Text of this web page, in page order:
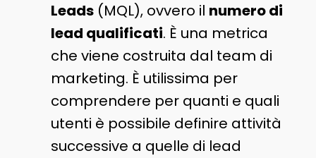
Leads(MQL), ovvero il numero di
lead qualificati. È una metrica
che viene costruita dal team di
marketing. È utilissima per
comprendere per quanti e quali
utenti è possibile definire attività
successive a quelle di lead